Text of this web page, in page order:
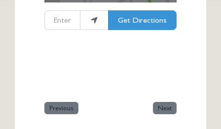
Enter your location
Get Directions
Previous Next